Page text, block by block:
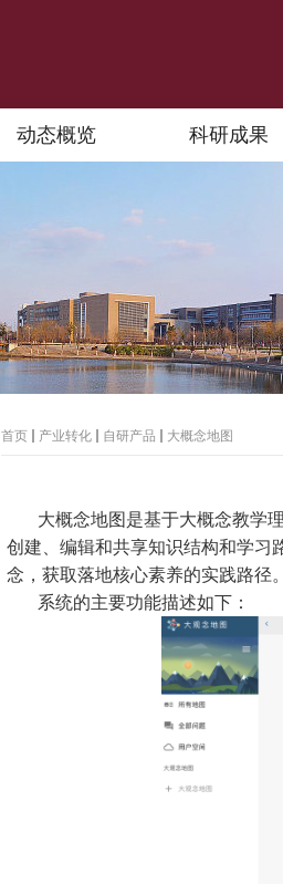
动态概览 科研成果
首页 产业转化 自研产品 大概念地图
大概念地图是基于大概念教学
创建、编辑和共享知识结构和学习
念，获取落地核心素养的实践路径。
系统的主要功能描述如下：